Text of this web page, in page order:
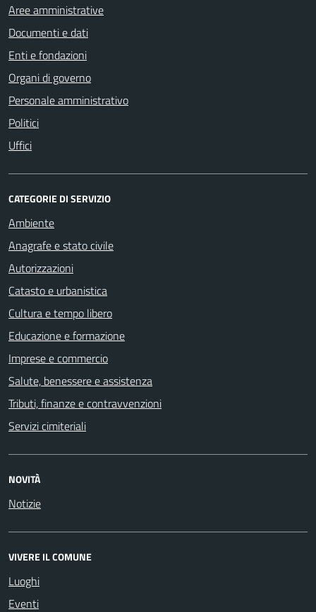
Aree amministrative
Documenti e dati
Enti e fondazioni
Organi di governo
Personale amministrativo
Politici
Uffici
CATEGORIE DI SERVIZIO
Ambiente
Anagrafe e stato civile
Autorizzazioni
Catasto e urbanistica
Cultura e tempo libero
Educazione e formazione
Imprese e commercio
Salute, benessere e assistenza
Tributi, finanze e contravvenzioni
Servizi cimiteriali
NOVITÀ
Notizie
VIVERE IL COMUNE
Luoghi
Eventi